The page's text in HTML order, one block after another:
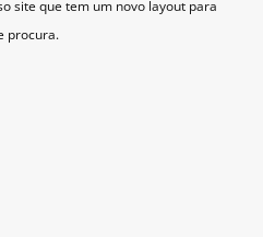
site que tem um novo layout para
procura.